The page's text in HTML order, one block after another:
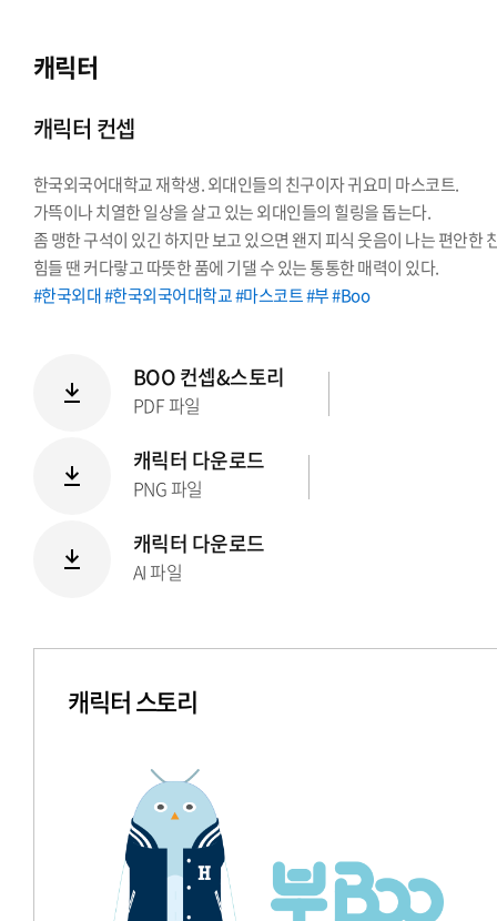
전용서체
PPT템플릿
캐릭터
캐릭터
캐릭터 컨셉
한국외국어대학교 재학생. 외대인들의 친구이자 귀요미 마스코트.
가뜩이나 치열한 일상을 살고 있는 외대인들의 힐링을 돕는다.
좀 맹한 구석이 있긴 하지만 보고 있으면 왠지 피식 웃음이 나는 편안한
힘들 땐 커다랗고 따뜻한 품에 기댈 수 있는 통통한 매력이 있다.
#한국외대 #한국외국어대학교 #마스코트 #부 #Boo
BOO 컨셉&스토리
PDF 파일
캐릭터 다운로드
PNG 파일
캐릭터 다운로드
AI 파일
캐릭터 스토리